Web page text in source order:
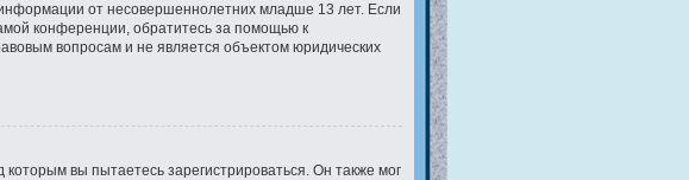
от несовершеннолетних младше 13 лет. Если
конференции, обратитесь за помощью к
вопросам и не является объектом юридических
вы пытаетесь зарегистрироваться. Он также мог